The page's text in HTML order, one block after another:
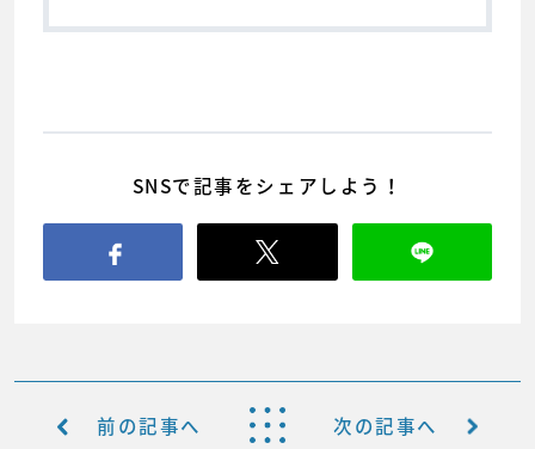
SNSで記事をシェアしよう！
前の記事へ 次の記事へ